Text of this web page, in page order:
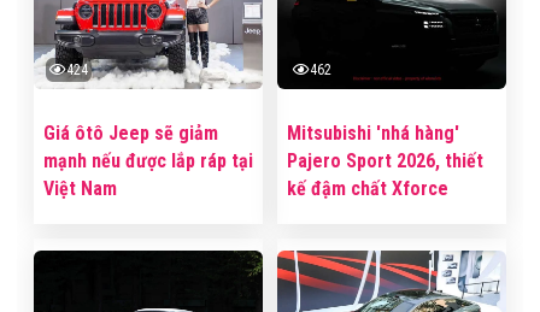
424
Giá ôtô Jeep sẽ giảm
mạnh nếu được lắp ráp tại
Việt Nam
462
Mitsubishi 'nhá hàng'
Pajero Sport 2026, thiết
kế đậm chất Xforce